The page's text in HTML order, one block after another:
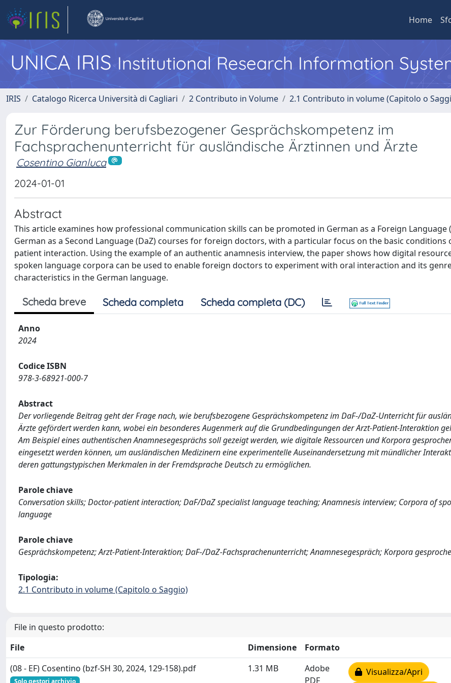
Home
UNICA IRISInstitutional Research Information
IRIS Catalogo Ricerca Università di Cagliari 2 Contributo in Volume 2.1 Contributo in volume (Capitolo o
Zur Förderung berufsbezogener Gesprächskompetenz im
Fachsprachenunterricht für ausländische Ärztinnen und Ärzte
Cosentino Gianluca
2024-01-01
Abstract
This article examines how professional communication skills can be promoted in German as a Foreign Language
German as a Second Language (DaZ) courses for foreign doctors, with a particular focus on the basic conditions
patient interaction. Using the example of an authentic anamnesis interview, the paper shows how digital
spoken language corpora can be used to enable foreign doctors to experiment with oral interaction and its
characteristics in the German language.
Scheda breve Scheda completa Scheda completa (DC)
Anno
2024
Codice ISBN
978-3-68921-000-7
Abstract
Der vorliegende Beitrag geht der Frage nach, wie berufsbezogene Gesprächskompetenz im DaF-/DaZ-Unterricht für
Ärzte gefördert werden kann, wobei ein besonderes Augenmerk auf die Grundbedingungen der Arzt-Patient-Interaktion
Am Beispiel eines authentischen Anamnesegesprächs soll gezeigt werden, wie digitale Ressourcen und Korpora
eingesetzt werden können, um ausländischen Medizinern eine experimentelle Auseinandersetzung mit mündlicher
deren gattungstypischen Merkmalen in der Fremdsprache Deutsch zu ermöglichen.
Parole chiave
Conversation skills; Doctor-patient interaction; DaF/DaZ specialist language teaching; Anamnesis interview; Corpora of
language
Parole chiave
Gesprächskompetenz; Arzt-Patient-Interaktion; DaF-/DaZ-Fachsprachenunterricht; Anamnesegespräch; Korpora
Tipologia:
2.1 Contributo in volume (Capitolo o Saggio)
File in questo prodotto:
File
Dimensione
Formato
(08 - EF) Cosentino (bzf-SH 30, 2024, 129-158).pdf
Solo gestori archivio
1.31 MB
Adobe
PDF
Visualizza/Apri